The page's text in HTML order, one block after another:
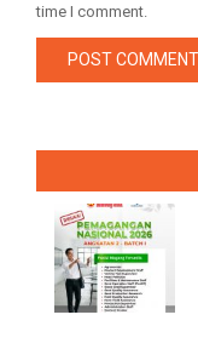
time I comment.